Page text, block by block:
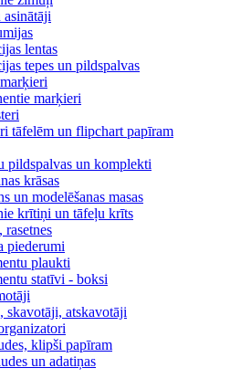
lentas
tepes un pildspalvas
marķieri
tāfelēm un flipchart papīram
pildspalvas un komplekti
krāsas
un modelēšanas masas
krītiņi un tāfeļu krīts
piederumi
plaukti
statīvi - boksi
skavotāji, atskavotāji
klipši papīram
un adatiņas